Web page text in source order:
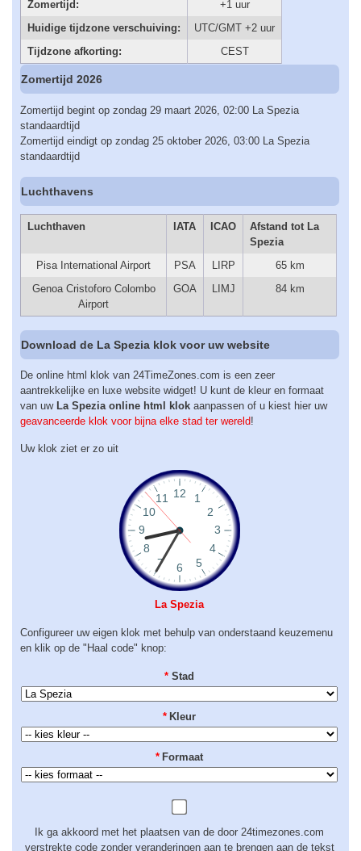
Zomertijd:
+1 uur
Huidige tijdzone verschuiving:
UTC/GMT +2 uur
Tijdzone afkorting:
CEST
Zomertijd 2026
Zomertijd begint op zondag 29 maart 2026, 02:00 La Spezia
standaardtijd
Zomertijd eindigt op zondag 25 oktober 2026, 03:00 La Spezia
standaardtijd
Luchthavens
Luchthaven IATA ICAO
Afstand tot La
Spezia
Pisa International Airport
PSA LIRP
65 km
Genoa Cristoforo Colombo
Airport
GOA LIMJ 84 km
Download de La Spezia klok voor uw website
De online html klok van 24TimeZones.com is een zeer
aantrekkelijke en luxe website widget! U kunt de kleur en formaat
van uw La Spezia online html klok aanpassen of u kiest hier uw
geavanceerde klok voor bijna elke stad ter wereld!
Uw klok ziet er zo uit
La Spezia
Configureer uw eigen klok met behulp van onderstaand keuzemenu
en klik op de "Haal code" knop:
* Stad
* Kleur
* Formaat
Ik ga akkoord met het plaatsen van de door 24timezones.com
verstrekte code zonder veranderingen aan te brengen aan de tekst